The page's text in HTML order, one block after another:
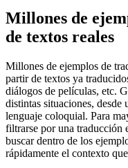
Millones de
de textos reales
Millones de ejemplos de
partir de textos ya
diálogos de películas, etc.
distintas situaciones,
lenguaje coloquial. Para
filtrarse por una traducción
buscar dentro de los
rápidamente el contexto